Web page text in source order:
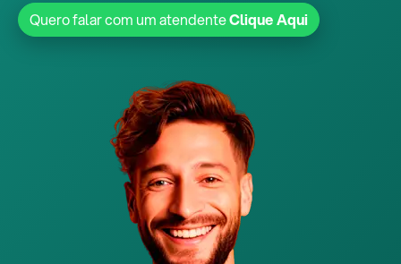
Quero falar com um atendenteClique Aqui